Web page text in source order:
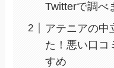
Twitterで調べ
アテニアの中
た！悪い口コ
すめ